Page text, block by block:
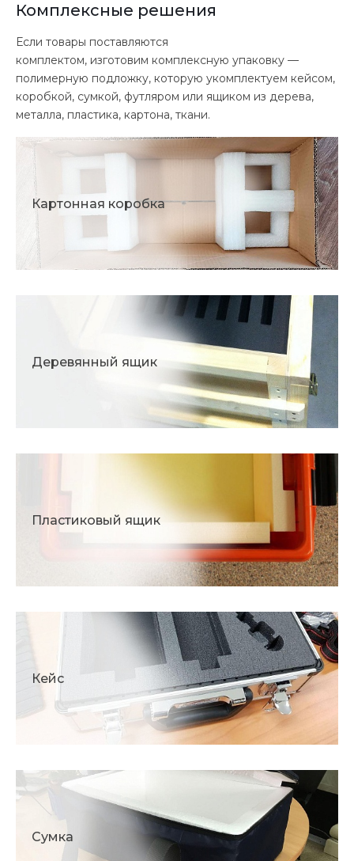
Комплексные решения
Если товары поставляются
комплектом, изготовим комплексную упаковку —
полимерную подложку, которую укомплектуем кейсом,
коробкой, сумкой, футляром или ящиком из дерева,
металла, пластика, картона, ткани.
Картонная коробка
Деревянный ящик
Пластиковый ящик
Кейс
Сумка